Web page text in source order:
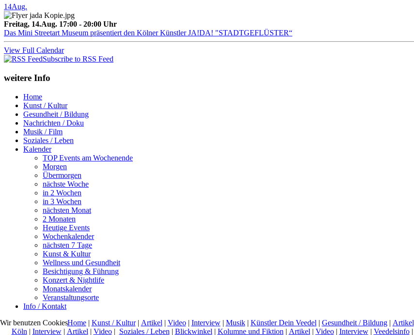
14Aug.
Freitag, 14.Aug. 17:00 - 20:00 Uhr
Das Mini Streetart Museum präsentiert den Kölner Künstler JA!DA! "STADTGEFLÜSTER“
View Full Calendar
Subscribe to RSS Feed
weitere Info
Home
Kunst / Kultur
Gesundheit / Bildung
Nachrichten / Doku
Musik / Film
Soziales / Leben
Kalender
TOP Events am Wochenende
Morgen
Übermorgen
nächste Woche
in 2 Wochen
in 3 Wochen
nächsten Monat
2 Monaten
Heutige Events
Wochenkalender
nächsten 7 Tage
Kunst & Kultur
Wellness und Gesundheit
Besichtigung & Führung
Konzert & Nightlife
Monatskalender
Veranstaltungsorte
Info / Kontakt
Home| Kunst / Kultur| Artikel | Video| Interview| Musik| Künstler Dein Veedel | Gesundheit / Bildung| Artikel
Köln | Interview| Artikel | Video| Soziales / Leben | Blickwinkel | Kolumne und Fiktion | Artikel | Video| Interview| Veedelsinfo|
Wir benutzen Cookies